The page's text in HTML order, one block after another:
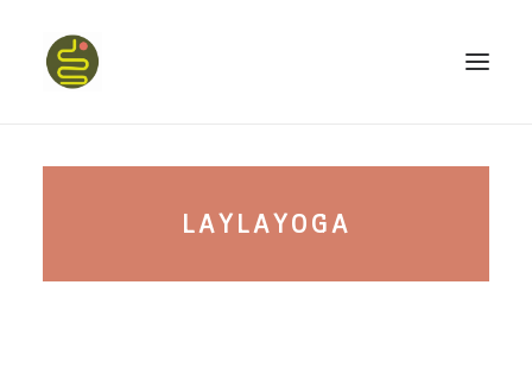
PROGRAMME HAPPY BELLY
LAYLAYOGA